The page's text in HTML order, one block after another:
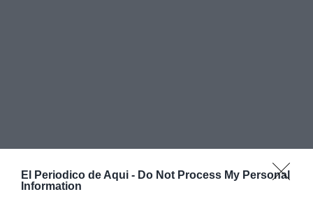
El Periodico de Aqui - Do Not Process My Personal
Information